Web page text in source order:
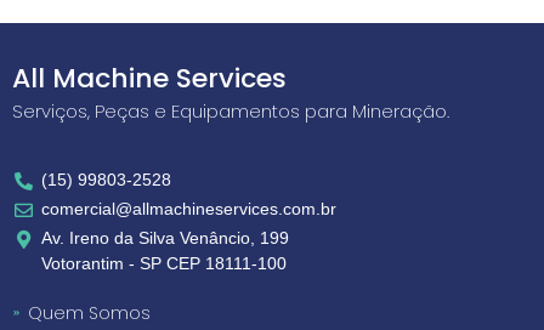
All Machine Services
Serviços, Peças e Equipamentos para Mineração.
(15) 99803-2528
comercial@allmachineservices.com.br
Av. Ireno da Silva Venâncio, 199
Votorantim - SP CEP 18111-100
Quem Somos